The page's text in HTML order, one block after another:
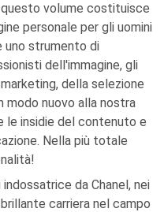
volume costituisce
personale per gli uomini
uno strumento di
dell'immagine, gli
della selezione
modo nuovo alla nostra
le insidie del contenuto e
Nella più totale
da Chanel, nei
carriera nel campo